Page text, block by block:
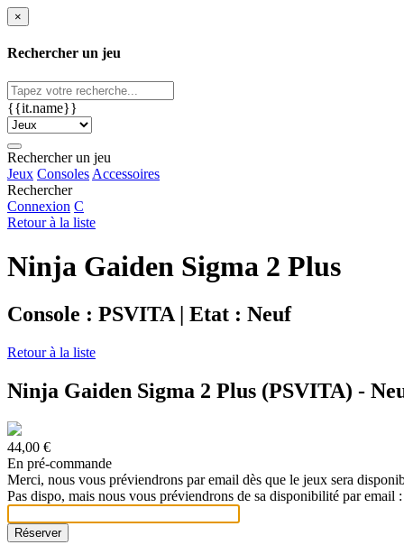
×
Rechercher un jeu
{{it.name}}
Rechercher un jeu
Jeux Consoles Accessoires
Rechercher
Connexion C
Retour à la liste
Ninja Gaiden Sigma 2 Plus
Console : PSVITA | Etat : Neuf
Retour à la liste
Ninja Gaiden Sigma 2 Plus (PSVITA) -
44,00 €
En pré-commande
Merci, nous vous préviendrons par email dès que le jeux sera
Pas dispo, mais nous vous préviendrons de sa disponibilité par email :